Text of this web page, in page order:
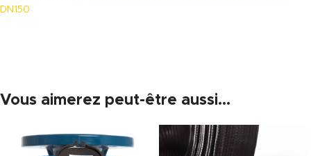
DN150
Vous aimerez peut-être aussi…